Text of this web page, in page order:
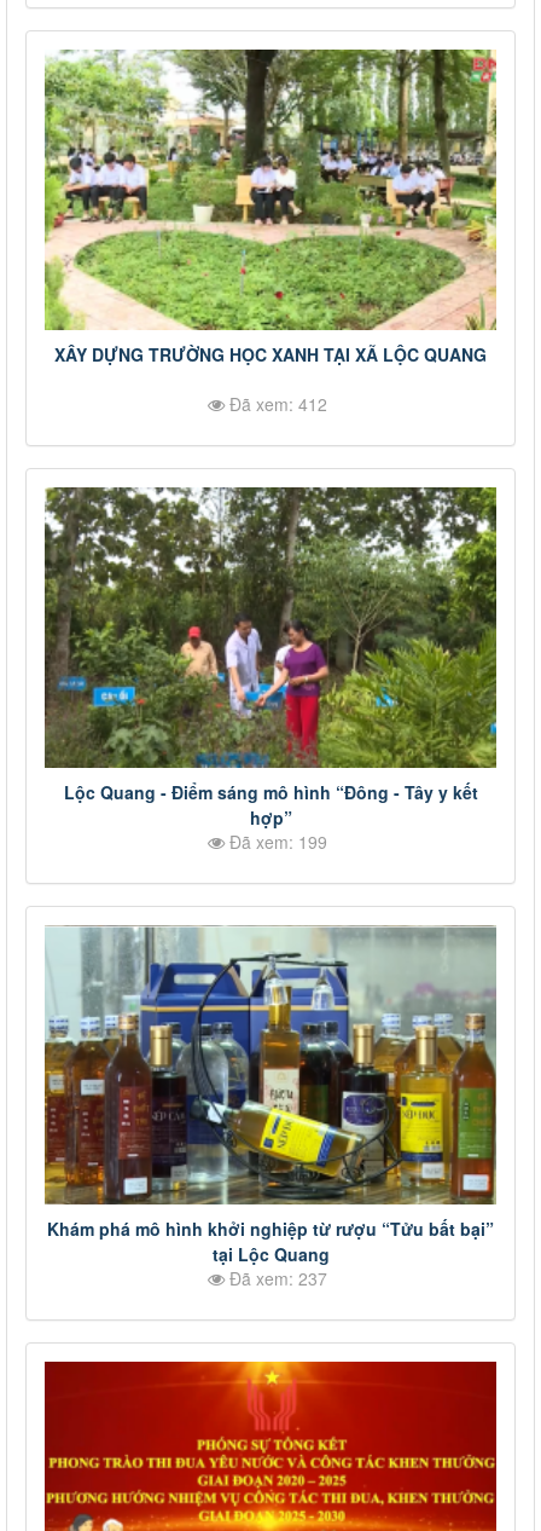
XÂY DỰNG TRƯỜNG HỌC XANH TẠI XÃ LỘC QUANG
Đã xem: 412
Lộc Quang - Điểm sáng mô hình “Đông - Tây y kết
hợp”
Đã xem: 199
Khám phá mô hình khởi nghiệp từ rượu “Tửu bất bại”
tại Lộc Quang
Đã xem: 237